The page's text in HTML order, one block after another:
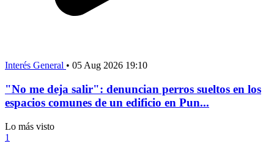
Interés General • 05 Aug 2026 19:10
"No me deja salir": denuncian perros sueltos en los
espacios comunes de un edificio en Pun...
Lo más visto
1